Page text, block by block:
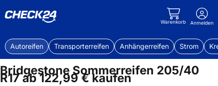
Warenkorb Anmelden
Autoreifen Transporterreifen Anhängerreifen Strom
Bridgestone Sommerreifen 205/40
R17 ab 122,99 € kaufen